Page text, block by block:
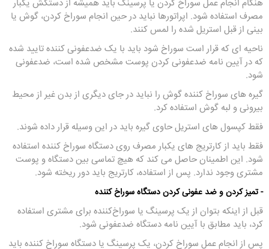
هنگام انجام عمل سوراخ کردن یا پرسینگ باید همیشه از دستکش یکبار
مصرف استفاده شود. اپراتورها نباید در حین انجام سوراخ کردن، گوش یا
بینی از قبل استریل شده را لمس کنند.
ناحیه ای که قرار است سوراخ شود باید با یک ضدعفونی کننده تایید شده
که در آیین نامه ضدعفونی کردن پوست مشخص شده است، ضدعفونی
شود.
گیره های سوراخ کننده گوش را نباید در جای دیگری از بدن غیر از محیط
بیرونی و لبه گوش استفاده کرد.
فقط کپسول های استریل حاوی گیره باید در این وسیله قرار داده شوند.
فقط باید از کارتریج های یکبار مصرف روی دستگاه سوراخ کننده استفاده
شود. این اطمینان حاصل می کند که هیچ تماسی بین دستگاه و پوست
مشتری وجود ندارد. پس از استفاده، کارتریج باید دور ریخته شود.
- تمیز کردن و ضد عفونی کردن دستگاه سوراخ کننده
قبل از اینکه بتوان از یک پرسینگ یا سوراخ‌کننده برای مشتری استفاده
کرد، باید مطابق با آیین ‌نامه دستگاه ضدعفونی شود.
پس از انجام عمل سوراخ کردن، یک پرسینگ یا دستگاه سوراخ‌ کننده باید